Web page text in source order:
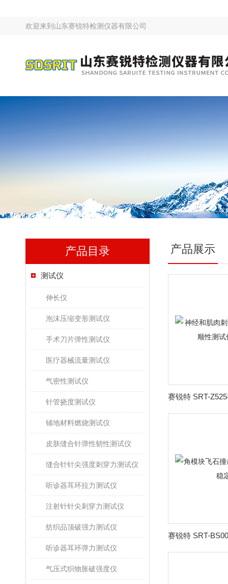
欢迎来到 山东赛锐特检测仪器有限公司
产品目录
测试仪
伸长仪
泡沫压缩变形测试仪
手术刀片弹性测试仪
医疗器械流量测试仪
气密性测试仪
针管挠度测试仪
铺地材料燃烧测试仪
皮肤缝合针弹性韧性测试仪
缝合针针尖强度刺穿力测试仪
听诊器耳环拉力测试仪
注射针针尖刺穿力测试仪
纺织品顶破强力测试仪
听诊器耳环弹力测试仪
气压式织物胀破强度仪
产品展示